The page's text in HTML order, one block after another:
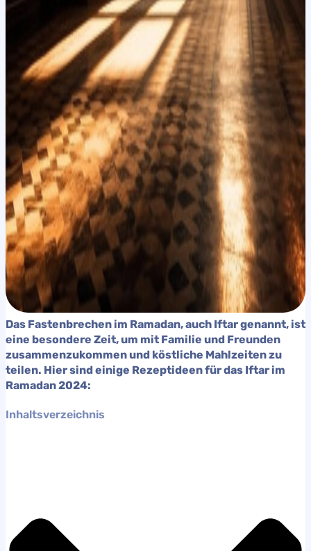
Das Fastenbrechen im Ramadan, auch Iftar genannt, ist
eine besondere Zeit, um mit Familie und Freunden
zusammenzukommen und köstliche Mahlzeiten zu
teilen. Hier sind einige Rezeptideen für das Iftar im
Ramadan 2024:
Inhaltsverzeichnis